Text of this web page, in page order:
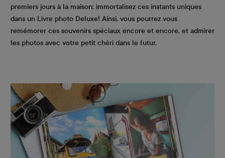
premiers jours à la maison: immortalisez ces instants uniques
dans un Livre photo Deluxe! Ainsi, vous pourrez vous
remémorer ces souvenirs spéciaux encore et encore, et admirer
les photos avec votre petit chéri dans le futur.